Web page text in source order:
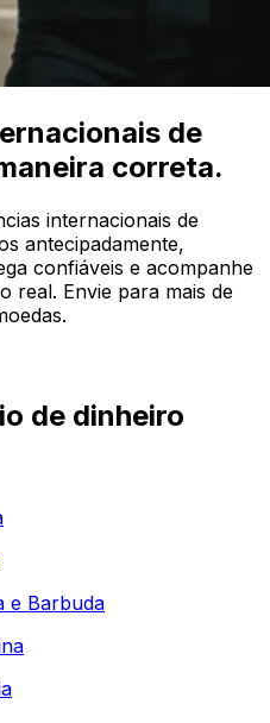
de
correta.
internacionais de
antecipadamente,
confiáveis e acompanhe
real. Envie para mais de
de dinheiro
e Barbuda